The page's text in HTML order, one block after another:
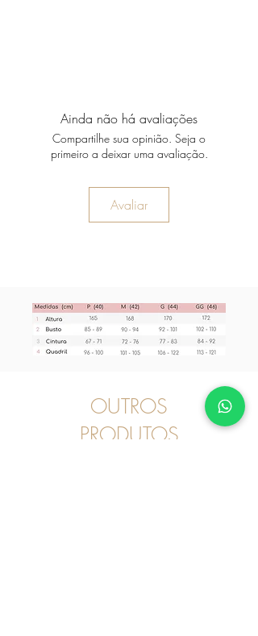
Ainda não há avaliações
Compartilhe sua opinião. Seja o
primeiro a deixar uma avaliação.
Avaliar
OUTROS
PRODUTOS